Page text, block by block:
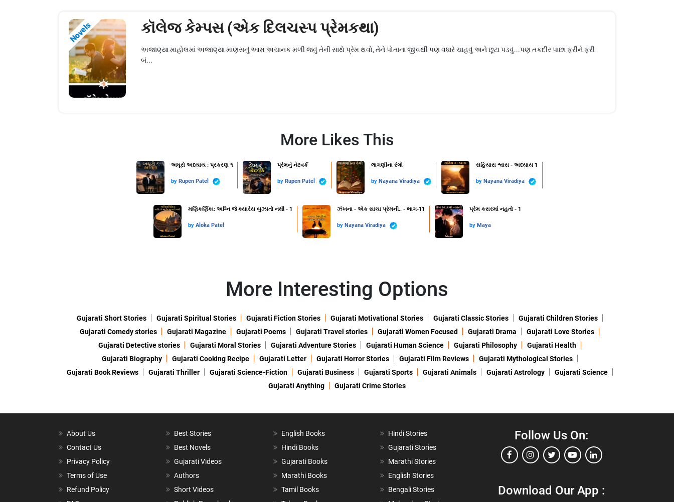
Novels કૉલેજ કેમ્પસ (એક દિલચસ્પ પ્રેમકથા)
અજાણ્યા માહોલમાં અજાણ્યા માણસનું આમ અચાનક મળી જવું તેની સાથે પ્રેમ થવો, તેને પોતાના જીવથી પણ વધારે ચાહવું અને છૂટા પડવું...પણ તકદીર પાછા ફરીને ફરી
બં...
More Likes This
અધૂરો અધ્યાય : પ્રકરણ ૧
by Rupen Patel
પ્રેમનું નેટવર્ક
by Rupen Patel
લાગણીના રંગો
by Nayana Viradiya
સહિયારા શ્વાસ - અધ્યાય 1
by Nayana Viradiya
મણિકર્ણિકા: અગ્નિ જે ક્યારેય બુઝાતો નથી - 1
by Aloka Patel
ઝંખના - એક સાચા પ્રેમની.. - ભાગ-11
by Nayana Viradiya
પ્રેમ કરારમાં નહતો - 1
by Maya
More Interesting Options
Gujarati Short Stories Gujarati Spiritual Stories Gujarati Fiction Stories Gujarati Motivational Stories Gujarati Classic Stories
Gujarati Children Stories
Gujarati Comedy stories
Gujarati Magazine Gujarati Poems Gujarati Travel stories Gujarati Women Focused Gujarati Drama
Gujarati Love Stories
Gujarati Detective stories
Gujarati Moral Stories Gujarati Adventure Stories Gujarati Human Science Gujarati Philosophy
Gujarati Health
Gujarati Biography
Gujarati Cooking Recipe Gujarati Letter Gujarati Horror Stories Gujarati Film Reviews
Gujarati Mythological Stories
Gujarati Book Reviews
Gujarati Thriller Gujarati Science-Fiction Gujarati Business Gujarati Sports Gujarati Animals Gujarati Astrology
Gujarati Science
Gujarati Anything
Gujarati Crime Stories
About Us
Contact Us
Privacy Policy
Terms of Use
Refund Policy
Best Stories
Best Novels
Gujarati Videos
Authors
Short Videos
English Books
Hindi Books
Gujarati Books
Marathi Books
Tamil Books
Hindi Stories
Gujarati Stories
Marathi Stories
English Stories
Bengali Stories
Follow Us On:
Download Our App :